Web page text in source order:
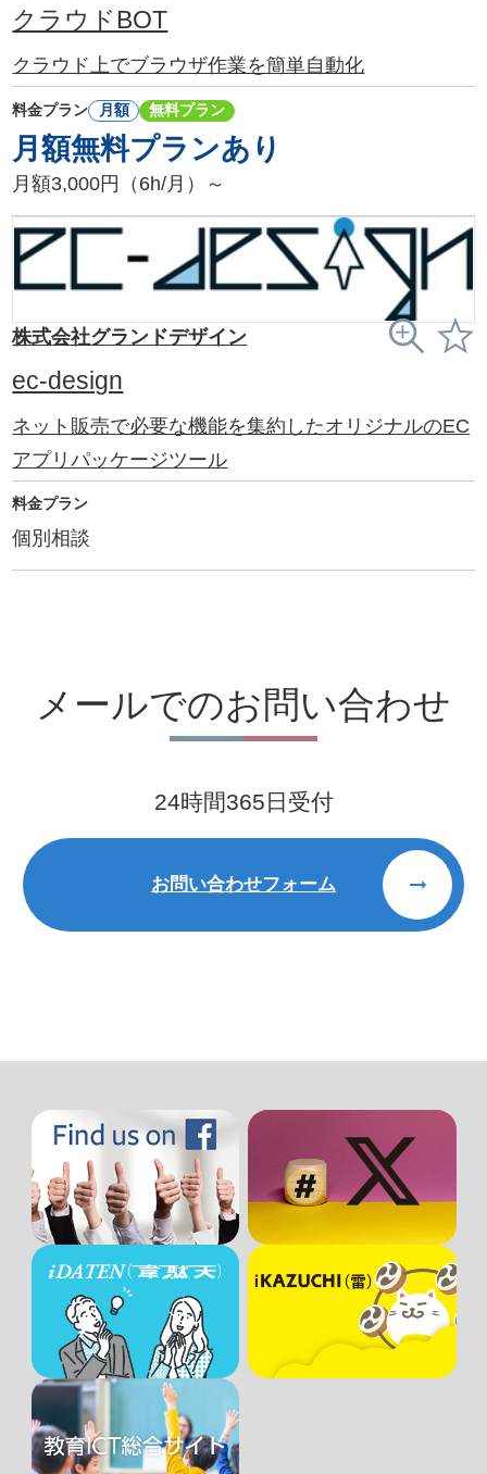
クラウドBOT
クラウド上でブラウザ作業を簡単自動化
料金プラン 月額 無料プラン
月額無料プランあり
月額3,000円（6h/月）～
株式会社グランドデザイン
ec-design
ネット販売で必要な機能を集約したオリジナルのEC
アプリパッケージツール
料金プラン
個別相談
メールでのお問い合わせ
24時間365日受付
お問い合わせフォーム